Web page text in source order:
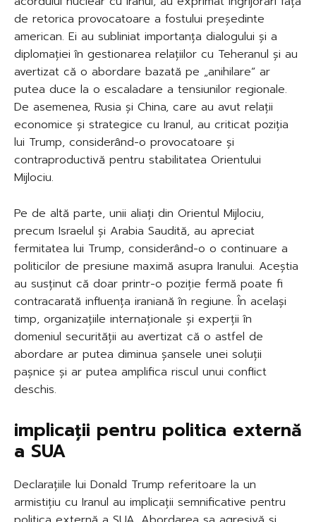
de retorica provocatoare a fostului președinte
american. Ei au subliniat importanța dialogului și a
diplomației în gestionarea relațiilor cu Teheranul și au
avertizat că o abordare bazată pe „anihilare” ar
putea duce la o escaladare a tensiunilor regionale.
De asemenea, Rusia și China, care au avut relații
economice și strategice cu Iranul, au criticat poziția
lui Trump, considerând-o provocatoare și
contraproductivă pentru stabilitatea Orientului
Mijlociu.
Pe de altă parte, unii aliați din Orientul Mijlociu,
precum Israelul și Arabia Saudită, au apreciat
fermitatea lui Trump, considerând-o o continuare a
politicilor de presiune maximă asupra Iranului. Aceștia
au susținut că doar printr-o poziție fermă poate fi
contracarată influența iraniană în regiune. În același
timp, organizațiile internaționale și experții în
domeniul securității au avertizat că o astfel de
abordare ar putea diminua șansele unei soluții
pașnice și ar putea amplifica riscul unui conflict
deschis.
implicații pentru politica externă
a SUA
Declarațiile lui Donald Trump referitoare la un
armistițiu cu Iranul au implicații semnificative pentru